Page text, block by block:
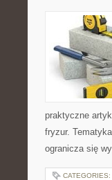
praktyczne
fryzur.
ogranicza się
CATEGORIES: